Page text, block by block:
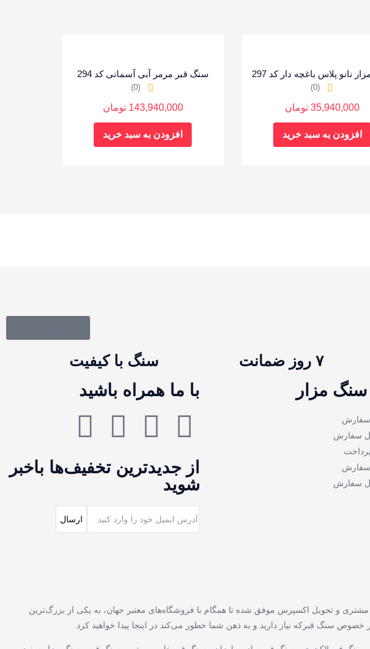
نانو پلاس باغچه دار کد 297
(0)
35,940,000 تومان
افزودن به سبد خرید
سنگ قبر مرمر آبی آسمانی کد 294
(0)
143,940,000 تومان
افزودن به سبد خرید
۷ روز ضمانت سنگ با کیفیت
مزار
سفارش
سفارش
سفارش
سفارش
با ما همراه باشید
از جدیدترین تخفیف‌ها باخبر
شوید
مشتری و تحویل اکسپرس موفق شده تا همگام با فروشگاه‌های معتبر جهان، به یکی از بزرگ‌ترین
سنگ قبرکه نیاز دارید و به ذهن شما خطور می‌کند در اینجا پیدا خواهید کرد.